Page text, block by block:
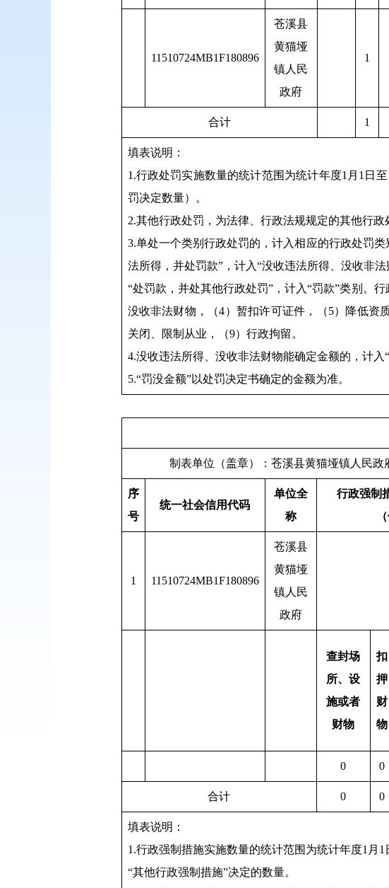
11510724MB1F180896
苍溪县
黄猫垭
镇人民
政府
1
合计 1
填表说明：
1.行政处罚实施数量的统计范围为统计年度1月1日
罚决定数量）。
2.其他行政处罚，为法律、行政法规规定的其他行政
3.单处一个类别行政处罚的，计入相应的行政处罚
法所得，并处罚款”，计入“没收违法所得、没收非
“处罚款，并处其他行政处罚”，计入“罚款”类别。
没收非法财物，（4）暂扣许可证件，（5）降低资
关闭、限制从业，（9）行政拘留。
4.没收违法所得、没收非法财物能确定金额的，计入
5.“罚没金额”以处罚决定书确定的金额为准。
制表单位（盖章）：苍溪
序
号
统一社会信用代码
单位全
称
行政强制
1 11510724MB1F180896
苍溪县
黄猫垭
镇人民
政府
查封场
所、设
施或者
财物
扣
押
财
物
0 0
合计 0 0
填表说明：
1.行政强制措施实施数量的统计范围为统计年度1月
“其他行政强制措施”决定的数量。